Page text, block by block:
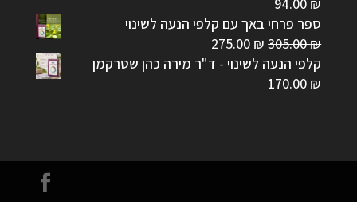
94.00 ₪
ספר פרחי באך עם קלפי הנעה לשינוי
305.00₪
המחיר
המקורי
275.00 ₪
המחיר
הנוכחי
קלפי הנעה לשינוי - ד"ר מירה כהן שטרקמן
170.00 ₪